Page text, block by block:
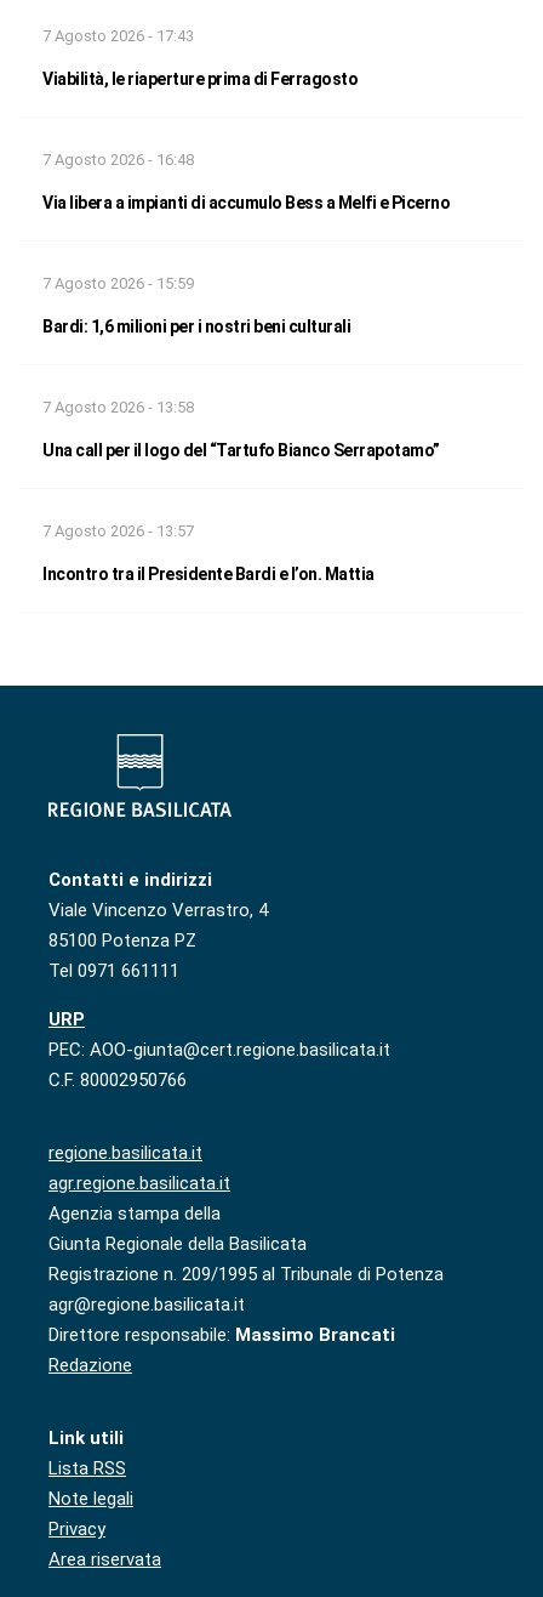
7 Agosto 2026 - 17:43
Viabilità, le riaperture prima di Ferragosto
7 Agosto 2026 - 16:48
Via libera a impianti di accumulo Bess a Melfi e Picerno
7 Agosto 2026 - 15:59
Bardi: 1,6 milioni per i nostri beni culturali
7 Agosto 2026 - 13:58
Una call per il logo del “Tartufo Bianco Serrapotamo”
7 Agosto 2026 - 13:57
Incontro tra il Presidente Bardi e l’on. Mattia
Contatti e indirizzi
Viale Vincenzo Verrastro, 4
85100 Potenza PZ
Tel 0971 661111
URP
PEC: AOO-giunta@cert.regione.basilicata.it
C.F. 80002950766
regione.basilicata.it
agr.regione.basilicata.it
Agenzia stampa della
Giunta Regionale della Basilicata
Registrazione n. 209/1995 al Tribunale di Potenza
agr@regione.basilicata.it
Direttore responsabile: Massimo Brancati
Redazione
Link utili
Lista RSS
Note legali
Privacy
Area riservata